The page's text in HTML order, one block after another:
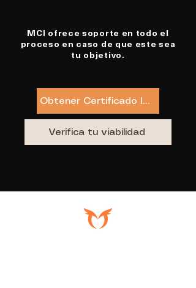
MCI ofrece soporte en todo el
proceso en caso de que este sea
tu objetivo.
Obtener Certificado Internacional
Verifica tu viabilidad